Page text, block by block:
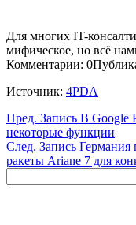
Для многих IT-
мифическое, но всё
Комментарии: 0
Источник: 4PDA
Пред. Запись В Google
некоторые функции
След. Запись Германия
ракеты Ariane 7 для